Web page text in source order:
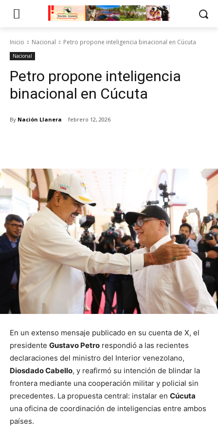
Inicio Nacional Petro propone inteligencia binacional en Cúcuta
Nacional
Petro propone inteligencia
binacional en Cúcuta
By Nación Llanera febrero 12, 2026
En un extenso mensaje publicado en su cuenta de X, el
presidente Gustavo Petro respondió a las recientes
declaraciones del ministro del Interior venezolano,
Diosdado Cabello, y reafirmó su intención de blindar la
frontera mediante una cooperación militar y policial sin
precedentes. La propuesta central: instalar en Cúcuta
una oficina de coordinación de inteligencias entre ambos
países.